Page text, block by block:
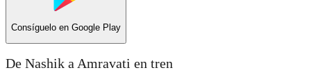
Consíguelo en Google Play
De Nashik a Amravati en tren